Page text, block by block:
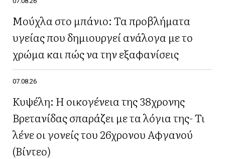
Μούχλα στο μπάνιο: Τα προβλήματα
υγείας που δημιουργεί ανάλογα με το
χρώμα και πώς να την εξαφανίσεις
07.08.26
Κυψέλη: Η οικογένεια της 38χρονης
Βρετανίδας σπαράζει με τα λόγια της- Τι
λένε οι γονείς του 26χρονου Αφγανού
(Βίντεο)